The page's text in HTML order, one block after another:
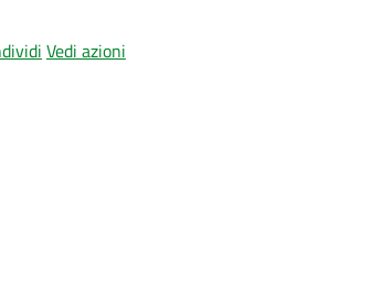
Vedi azioni